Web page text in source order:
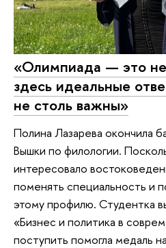
«Олимпиада — это
здесь идеальные
не столь важны»
Полина Лазарева окончила
Вышки по филологии.
интересовало
поменять специальность и
этому профилю. Студентка
«Бизнес и политика в
поступить помогла медаль